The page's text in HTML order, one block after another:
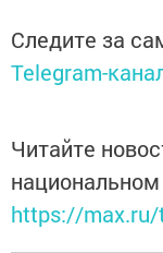
Следите за
Telegram-
Читайте
https://